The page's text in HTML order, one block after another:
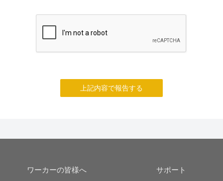
上記内容で報告する
ワーカーの皆様へ サポート